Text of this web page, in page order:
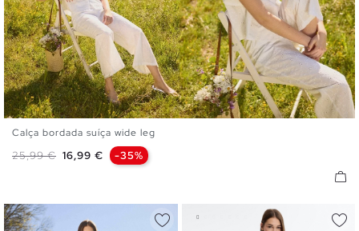
S
Calça bordada suíça wide leg
Preço normal
25,99 € Preço
16,99 € -35%